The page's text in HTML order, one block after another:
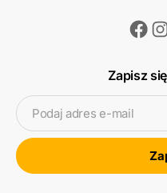
Zapisz
Podaj adres e-mail